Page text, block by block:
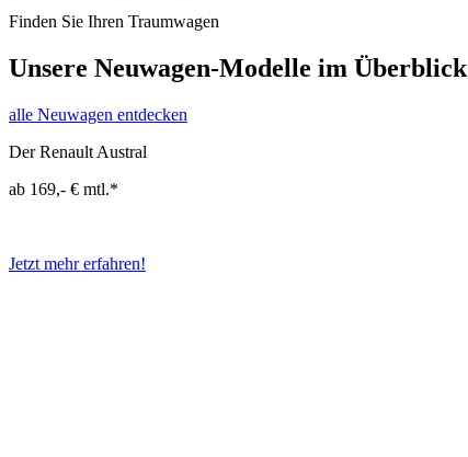
Finden Sie Ihren Traumwagen
Unsere Neuwagen-Modelle im Überblick
alle Neuwagen entdecken
Der Renault Austral
ab 169,- € mtl.*
Jetzt mehr erfahren!